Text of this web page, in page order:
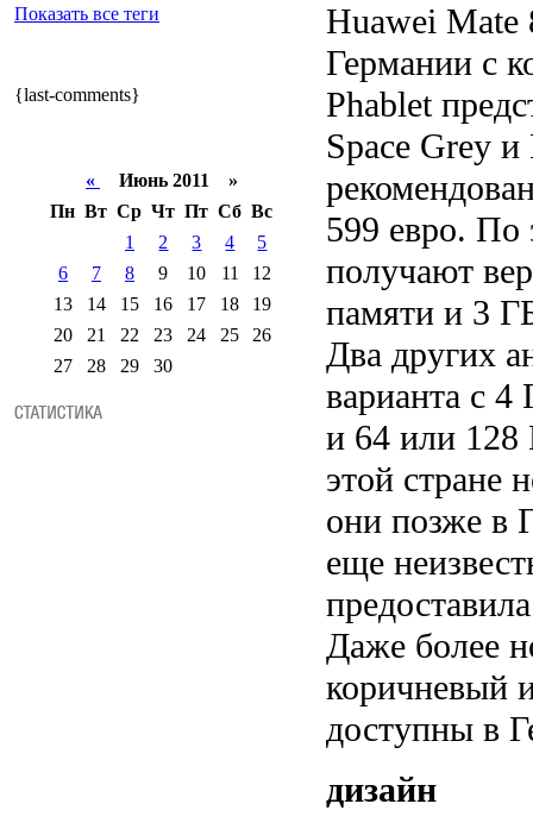
Показать все теги
{last-comments}
«
Июнь 2011 »
Пн Вт Ср Чт Пт Сб Вс
1
2 3 4
5
6
7 8 9 10 11
12
13
14 15 16 17 18
19
20
21 22 23 24 25
26
27
28 29 30
Huawei Mate
Германии с
Phablet
Space Grey
599 евро. По
получают
памяти и 3
Два других
варианта с 4
и 64 или 128
этой стране
они позже в
еще
Даже более
коричневый
доступны в
дизайн